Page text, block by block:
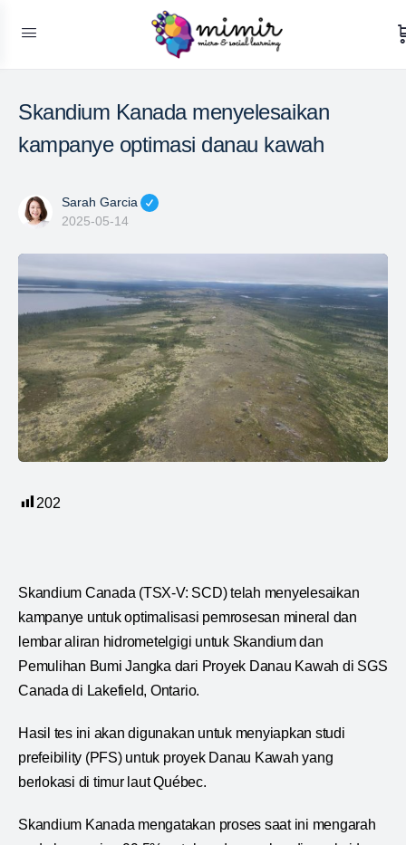
Skandium Kanada menyelesaikan
kampanye optimasi danau kawah
Sarah Garcia
2025-05-14
202
Skandium Canada (TSX-V: SCD) telah menyelesaikan
kampanye untuk optimalisasi pemrosesan mineral dan
lembar aliran hidrometelgigi untuk Skandium dan
Pemulihan Bumi Jangka dari Proyek Danau Kawah di SGS
Canada di Lakefield, Ontario.
Hasil tes ini akan digunakan untuk menyiapkan studi
prefeibility (PFS) untuk proyek Danau Kawah yang
berlokasi di timur laut Québec.
Skandium Kanada mengatakan proses saat ini mengarah